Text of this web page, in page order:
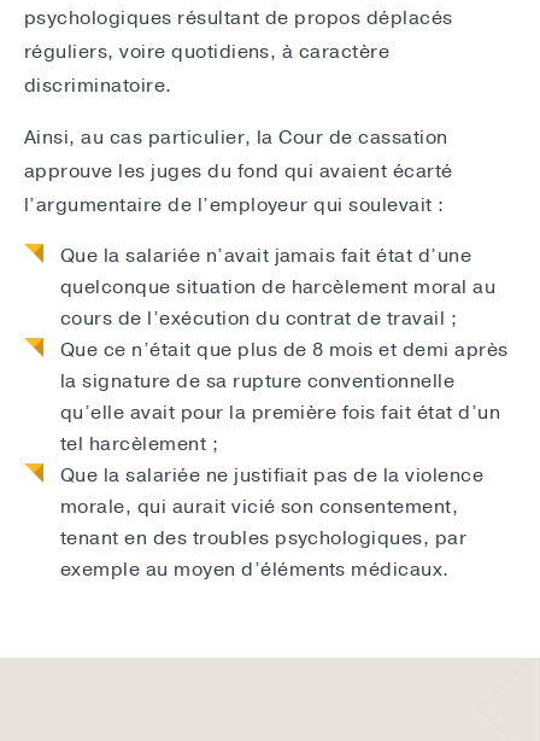
psychologiques résultant de propos déplacés
réguliers, voire quotidiens, à caractère
discriminatoire.
Ainsi, au cas particulier, la Cour de cassation
approuve les juges du fond qui avaient écarté
l’argumentaire de l’employeur qui soulevait :
Que la salariée n’avait jamais fait état d’une
quelconque situation de harcèlement moral au
cours de l’exécution du contrat de travail ;
Que ce n’était que plus de 8 mois et demi après
la signature de sa rupture conventionnelle
qu’elle avait pour la première fois fait état d’un
tel harcèlement ;
Que la salariée ne justifiait pas de la violence
morale, qui aurait vicié son consentement,
tenant en des troubles psychologiques, par
exemple au moyen d’éléments médicaux.